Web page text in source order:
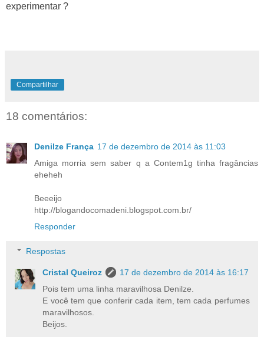
experimentar ?
Compartilhar
18 comentários:
Denilze França 17 de dezembro de 2014 às 11:03
Amiga morria sem saber q a Contem1g tinha fragâncias
eheheh
Beeeijo
http://blogandocomadeni.blogspot.com.br/
Responder
Respostas
Cristal Queiroz
17 de dezembro de 2014 às 16:17
Pois tem uma linha maravilhosa Denilze.
E você tem que conferir cada item, tem cada perfumes
maravilhosos.
Beijos.